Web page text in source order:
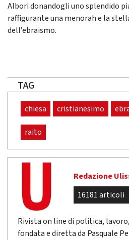
Albori donandogli uno splendido
raffigurante una menorah e la
dell’ebraismo.
TAG
chiesa cristianesimo
raito
Redazione
16181 articoli
Rivista on line di politica,
fondata e diretta da Pasquale